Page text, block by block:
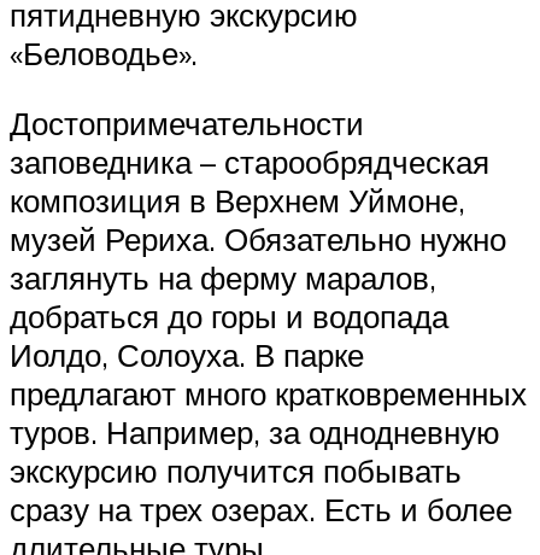
пятидневную экскурсию
«Беловодье».
Достопримечательности
заповедника – старообрядческая
композиция в Верхнем Уймоне,
музей Рериха. Обязательно нужно
заглянуть на ферму маралов,
добраться до горы и водопада
Иолдо, Солоуха. В парке
предлагают много кратковременных
туров. Например, за однодневную
экскурсию получится побывать
сразу на трех озерах. Есть и более